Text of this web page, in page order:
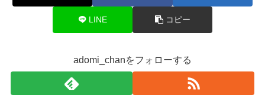
LINE コピー
adomi_chanをフォローする